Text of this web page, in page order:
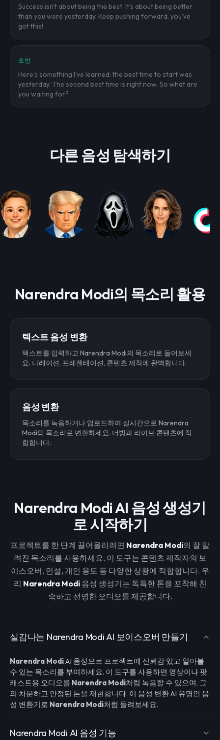
Success isn't about being the best. It's about being better
than you were yesterday. Keep pushing forward, you've
got this!
조언
Here's something I've learned: the best time to start was
yesterday. The second best time is right now. So what are
you waiting for?
다른 음성 탐색하기
Narendra Modi의 목소리 활용
텍스트 음성 변환
텍스트를 입력하고 Narendra Modi의 목소리로 들어보세
요. 나레이션, 프레젠테이션, 콘텐츠 제작에 완벽합니다.
음성 변환
목소리를 녹음하거나 업로드하여 실시간으로 Narendra
Modi의 목소리로 변환하세요. 더빙과 라이브 콘텐츠에 적
합합니다.
Narendra Modi AI 음성 생성기
로 시작하기
프로젝트를 한 단계 끌어올리려면 Narendra Modi의 잘 알
려진 목소리를 사용하세요. 이 도구는 콘텐츠 제작자의 보
이스오버, 연설, 개인 용도 등 다양한 상황에 적합합니다. 우
리 Narendra Modi음성 생성기는 독특한 톤을 포착해 친
숙하고 선명한 오디오를 제공합니다.
실감나는 Narendra Modi AI 보이스오버 만들기
Narendra ModiAI 음성으로 프로젝트에 신뢰감 있고 알아볼
수 있는 목소리를 부여하세요. 이 도구를 사용하면 영상이나 팟
캐스트용 오디오를 Narendra Modi처럼 녹음할 수 있으며, 그
의 차분하고 안정된 톤을 재현합니다. 이 음성 변환 AI 유명인 음
성 변환기로 Narendra Modi처럼 들려보세요.
Narendra Modi AI 음성 기능